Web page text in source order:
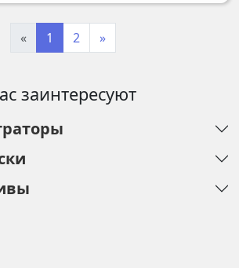
« 1 2 »
заинтересуют